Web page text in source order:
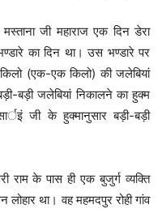
जी महाराज एक दिन डेरा
का दिन था। उस भण्डारे पर
(एक-एक किलो) की जलेबियां
बड़ी जलेबियां निकालने का हुक्म
जी के हुक्मानुसार बड़ी-बड़ी
के पास ही एक बुजुर्ग व्यक्ति
लोहार था। वह महमदपुर रोही गांव